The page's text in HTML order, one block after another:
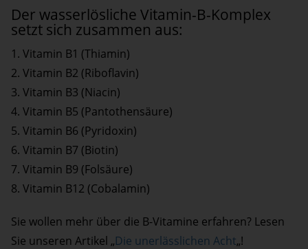
Der wasserlösliche Vitamin-B-Komplex
setzt sich zusammen aus:
1. Vitamin B1 (Thiamin)
2. Vitamin B2 (Riboflavin)
3. Vitamin B3 (Niacin)
4. Vitamin B5 (Pantothensäure)
5. Vitamin B6 (Pyridoxin)
6. Vitamin B7 (Biotin)
7. Vitamin B9 (Folsäure)
8. Vitamin B12 (Cobalamin)
Sie wollen mehr über die B-Vitamine erfahren? Lesen
Sie unseren Artikel „Die unerlässlichen Acht„!